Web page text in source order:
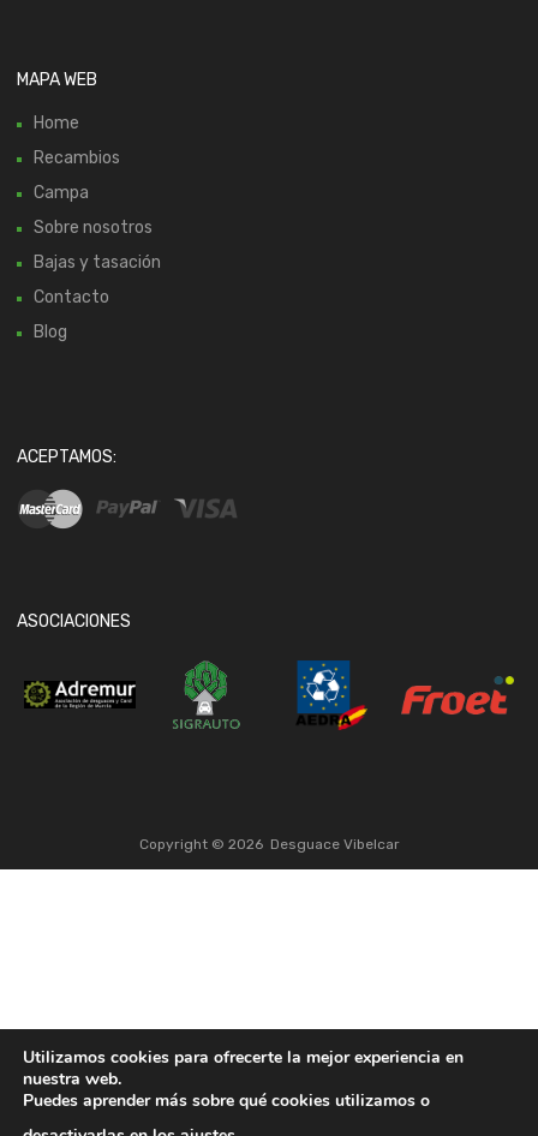
MAPA WEB
Home
Recambios
Campa
Sobre nosotros
Bajas y tasación
Contacto
Blog
ACEPTAMOS:
ASOCIACIONES
Copyright © 2026 Desguace Vibelcar
Utilizamos cookies para ofrecerte la mejor experiencia en
nuestra web.
Puedes aprender más sobre qué cookies utilizamos o